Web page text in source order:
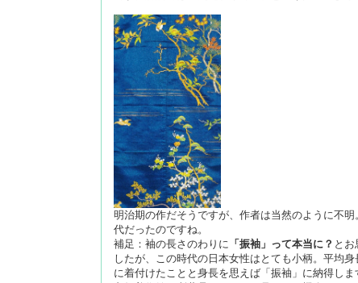
明治期の作だそうですが、作者は当然のように不
代だったのですね。
補足：袖の長さのわりに 「振袖」って本当に？ と
したが、この時代の日本女性はとても小柄。平均
に着付けたことと身長を思えば「振袖」に納得しま